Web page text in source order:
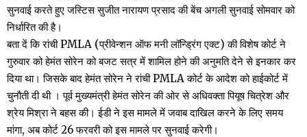
सुनवाई करते हुए जस्टिस सुजीत नारायण प्रसाद की बेंच अगली सुनवाई सोमवार को
निर्धारित की है।
बता दें कि रांची PMLA (प्रीवेन्शन ऑफ मनी लॉन्ड्रिंग एक्ट) की विशेष कोर्ट ने
गुरुवार को हेमंत सोरेन को बजट सत्र में शामिल होने की अनुमति देने से इनकार कर
दिया था। जिसके बाद हेमंत सोरेन ने रांची PMLA कोर्ट के आदेश को हाईकोर्ट में
चुनौती दी थी । पूर्व मुख्यमंत्री हेमंत सोरेन की ओर से अधिवक्ता पियूष चित्रेश और
श्रेय मिश्रा ने बहस की। ईडी ने इस मामले में जवाब दाखिल करने के लिए समय
मांगा, अब कोर्ट 26 फरवरी को इस मामले पर सुनवाई करेगी।